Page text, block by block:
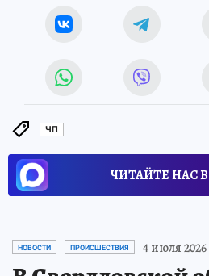
ЧП
ЧИТАЙТЕ НАС
НОВОСТИ ПРОИСШЕСТВИЯ 4 июля 2026